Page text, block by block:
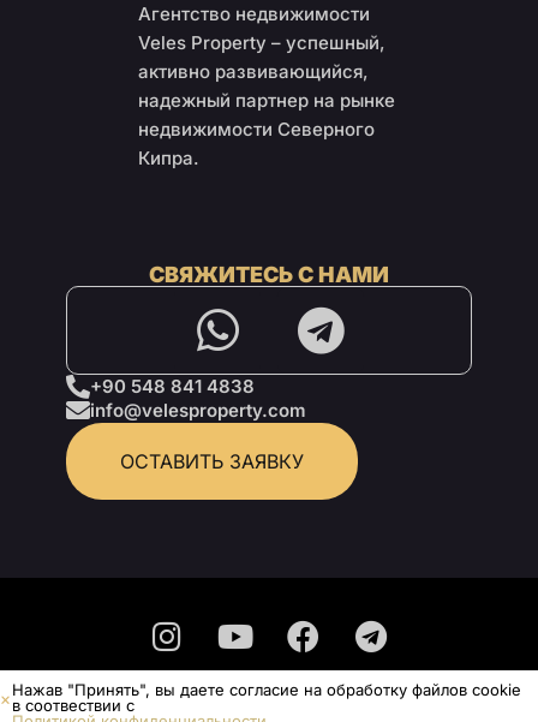
Агентство недвижимости
Veles Property – успешный,
активно развивающийся,
надежный партнер на рынке
недвижимости Северного
Кипра.
СВЯЖИТЕСЬ С НАМИ
+90 548 841 4838
info@velesproperty.com
ОСТАВИТЬ ЗАЯВКУ
Политика конфиденциальности
Нажав "Принять", вы даете согласие на обработку файлов cookie
в соотвествии с